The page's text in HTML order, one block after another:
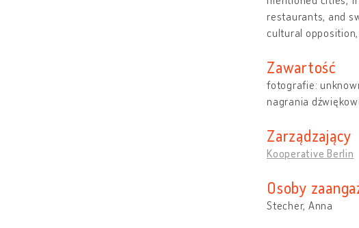
restaurants, and
cultural opposition,
Zawartość
fotografie:
nagrania
Zarządzający
Kooperative Berlin
Osoby
Stecher, Anna